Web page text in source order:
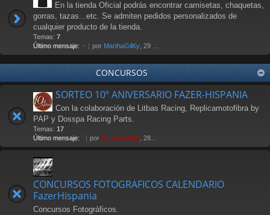
En la tienda Oficial podrás encontrar camisetas, chaquetas,
gorras, tazas...etc. Se admiten pedidos personalizados de
cualquier producto de la tienda.
Temas: 7
Último mensaje: - por MarthaGilKy , 29 Jul 2026 12:38
CONCURSOS
SORTEO 10º ANIVERSARIO FAZER-HISPANIA
Con la colaboración de Litbas Racing, Replicamotofibra by
PAP y Dosspa Racing Parts.
Temas: 17
Último mensaje:
por Güesmaster , 28 Nov 2011 20:13
CONCURSOS FOTOGRAFICOS CALENDARIO
FazerHispania
Concursos Fotográficos.